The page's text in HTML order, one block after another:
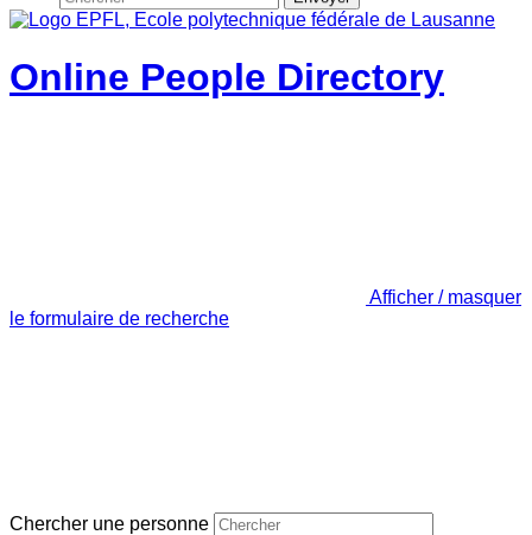
Online People Directory
Afficher / masquer
le formulaire de recherche
Chercher une personne